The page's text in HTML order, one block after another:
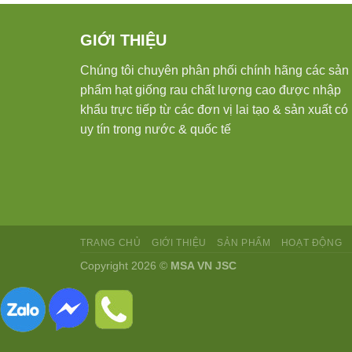
GIỚI THIỆU
Chúng tôi chuyên phân phối chính hãng các sản
phẩm hạt giống rau chất lượng cao được nhập
khẩu trực tiếp từ các đơn vị lai tạo & sản xuất có
uy tín trong nước & quốc tế
TRANG CHỦ GIỚI THIỆU SẢN PHẨM HOẠT ĐỘNG
Copyright 2026 © MSA VN JSC